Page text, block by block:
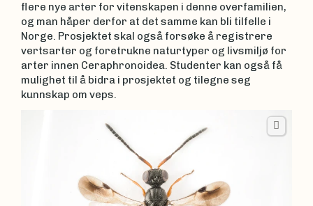
flere nye arter for vitenskapen i denne overfamilien,
og man håper derfor at det samme kan bli tilfelle i
Norge. Prosjektet skal også forsøke å registrere
vertsarter og foretrukne naturtyper og livsmiljø for
arter innen Ceraphronoidea. Studenter kan også få
mulighet til å bidra i prosjektet og tilegne seg
kunnskap om veps.